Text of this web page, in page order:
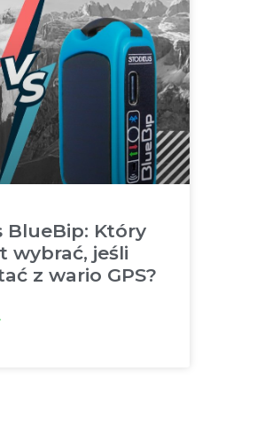
BlueBip: Który
wybrać, jeśli
z wario GPS?